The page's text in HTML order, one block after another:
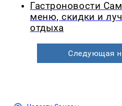
Гастроновости
меню, скидки и
отдыха
Следующая